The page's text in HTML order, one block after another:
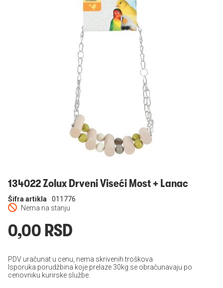
134022 Zolux Drveni Viseći Most + Lanac
Nema na stanju
Šifra artikla 011776
0,00 RSD
PDV uračunat u cenu, nema skrivenih troškova.
Isporuka porudžbina koje prelaze 30kg se obračunavaju po
cenovniku kurirske službe.